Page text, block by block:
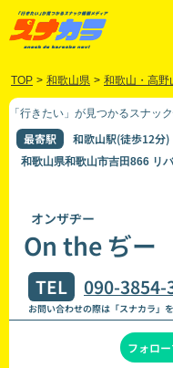
TOP > 和歌山県 > 和歌山・高野
「行きたい」が見つかるスナッ
最寄駅 和歌山駅(徒歩12分)
和歌山県和歌山市吉田866 リ
オンザヂー
On the ぢー
TEL 090-3854-
お問い合わせの際は「スナカラ」
フォロ